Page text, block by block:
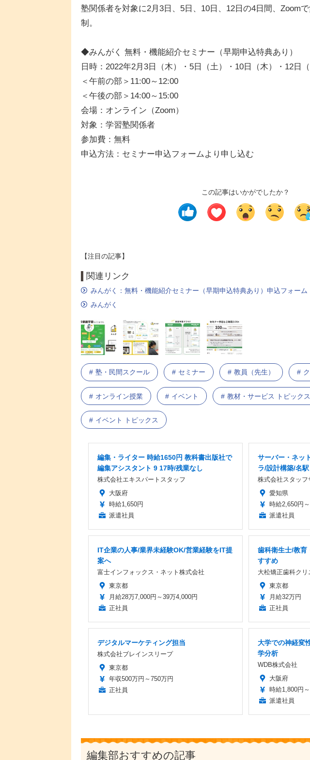
塾関係者を対象に2月3日、5日、10日、12日の4日間、Zoom
制。
◆みんがく 無料・機能紹介セミナー（早期申込特典あり）
日時：2022年2月3日（木）・5日（土）・10日（木）・12日（
＜午前の部＞11:00～12:00
＜午後の部＞14:00～15:00
会場：オンライン（Zoom）
対象：学習塾関係者
参加費：無料
申込方法：セミナー申込フォームより申し込む
この記事はいかがでしたか？
【注目の記事】
関連リンク
みんがく：無料・機能紹介セミナー（早期申込特典あり）申込フォーム
みんがく
塾・民間スクール セミナー 教員（先生）
オンライン授業 イベント 教材・サービス トピックス
イベント トピックス
編集・ライター 時給1650円 教科書出版社で
編集アシスタント 9 17時/残業なし
株式会社エキスパートスタッフ
大阪府
時給1,650円
派遣社員
サーバー・ネッ
ラ/設計構築/名駅
株式会社スタッ
愛知県
時給2,650円～
派遣社員
IT企業の人事/業界未経験OK/営業経験をIT提
案へ
富士インフォックス・ネット株式会社
東京都
月給28万7,000円～39万4,000円
正社員
歯科衛生士/教育
すすめ
大松矯正歯科クリ
東京都
月給32万円
正社員
デジタルマーケティング担当
株式会社ブレインスリープ
東京都
年収500万円～750万円
正社員
大学での神経変
学分析
WDB株式会社
大阪府
時給1,800円
派遣社員
編集部おすすめの記事